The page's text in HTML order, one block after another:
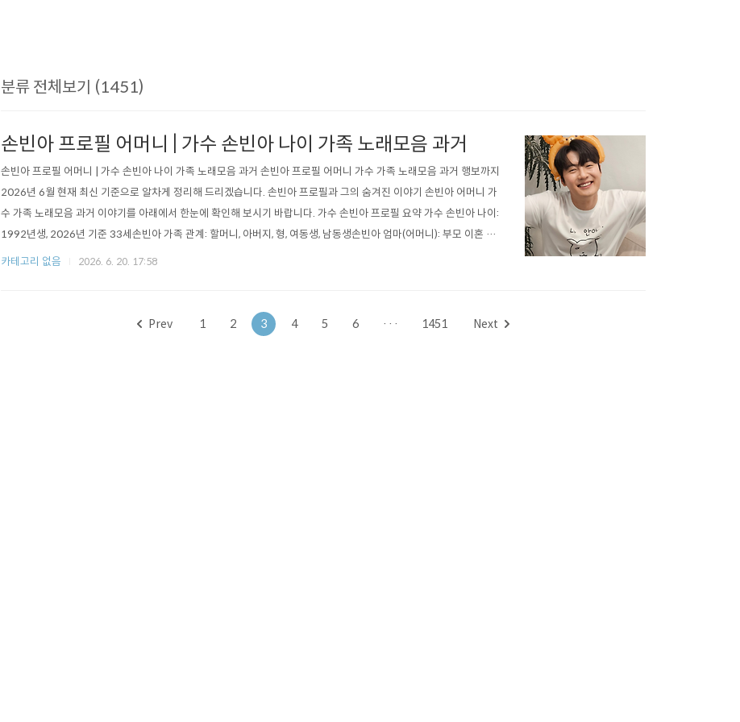
분류 전체보기 (1451)
손빈아 프로필 어머니 | 가수 손빈아 나이 가족 노래모음 과거
손빈아 프로필 어머니 | 가수 손빈아 나이 가족 노래모음 과거 손빈아 프로필 어머니 가수 가족 노래모음 과거 행보까지
2026년 6월 현재 최신 기준으로 알차게 정리해 드리겠습니다. 손빈아 프로필과 그의 숨겨진 이야기 손빈아 어머니 가
수 가족 노래모음 과거 이야기를 아래에서 한눈에 확인해 보시기 바랍니다. 가수 손빈아 프로필 요약 가수 손빈아 나이:
1992년생, 2026년 기준 33세손빈아 가족 관계: 할머니, 아버지, 형, 여동생, 남동생손빈아 엄마(어머니): 부모 이혼 후
떨어져 지내다 성인이 된 후 재회손빈아 과거: 축구선수 출신, 부상 후 트로트 가수 전향대표 이력: 미스터트롯3 최종 2
카테고리 없음 2026. 6. 20. 17:58
Prev 1 2 3 4 5 6 ··· 1451 Next